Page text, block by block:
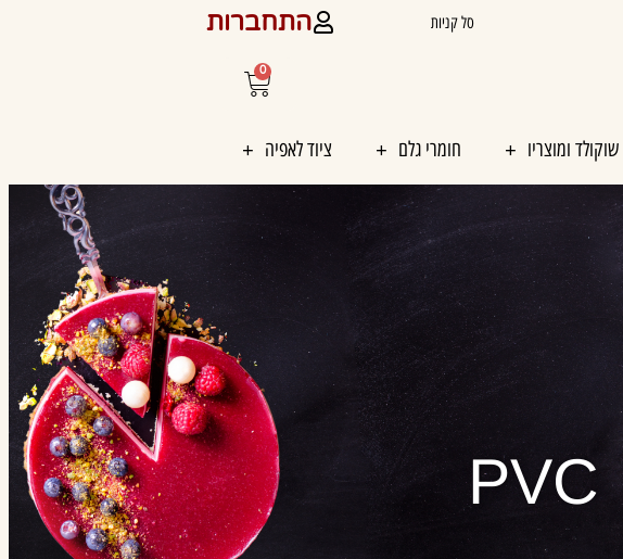
סל קניות התחברות
0
עגלת
קניות
שוקולד ומוצריו חומרי גלם ציוד לאפיה
PVC